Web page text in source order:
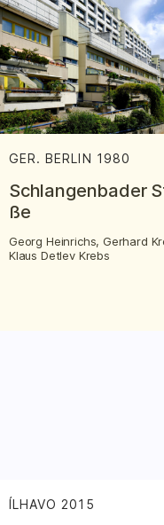
GER. BERLIN 1980
Schlangenbader
ße
Georg Heinrichs, Gerhard
Klaus Detlev Krebs
ÍLHAVO 2015